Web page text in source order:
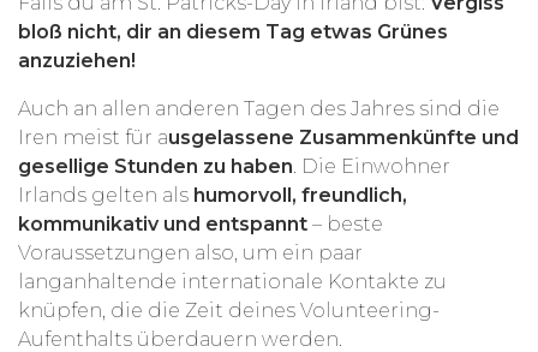
bloß nicht, dir an diesem Tag etwas Grünes
anzuziehen!
Auch an allen anderen Tagen des Jahres sind die
Iren meist für ausgelassene Zusammenkünfte und
gesellige Stunden zu haben. Die Einwohner
Irlands gelten als humorvoll, freundlich,
kommunikativ und entspannt – beste
Voraussetzungen also, um ein paar
langanhaltende internationale Kontakte zu
knüpfen, die die Zeit deines Volunteering-
Aufenthalts überdauern werden.